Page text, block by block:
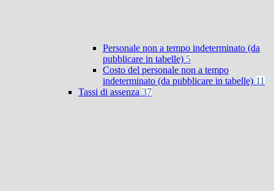
Personale non a tempo indeterminato (da
pubblicare in tabelle) 5
Costo del personale non a tempo
indeterminato (da pubblicare in tabelle) 11
Tassi di assenza 37